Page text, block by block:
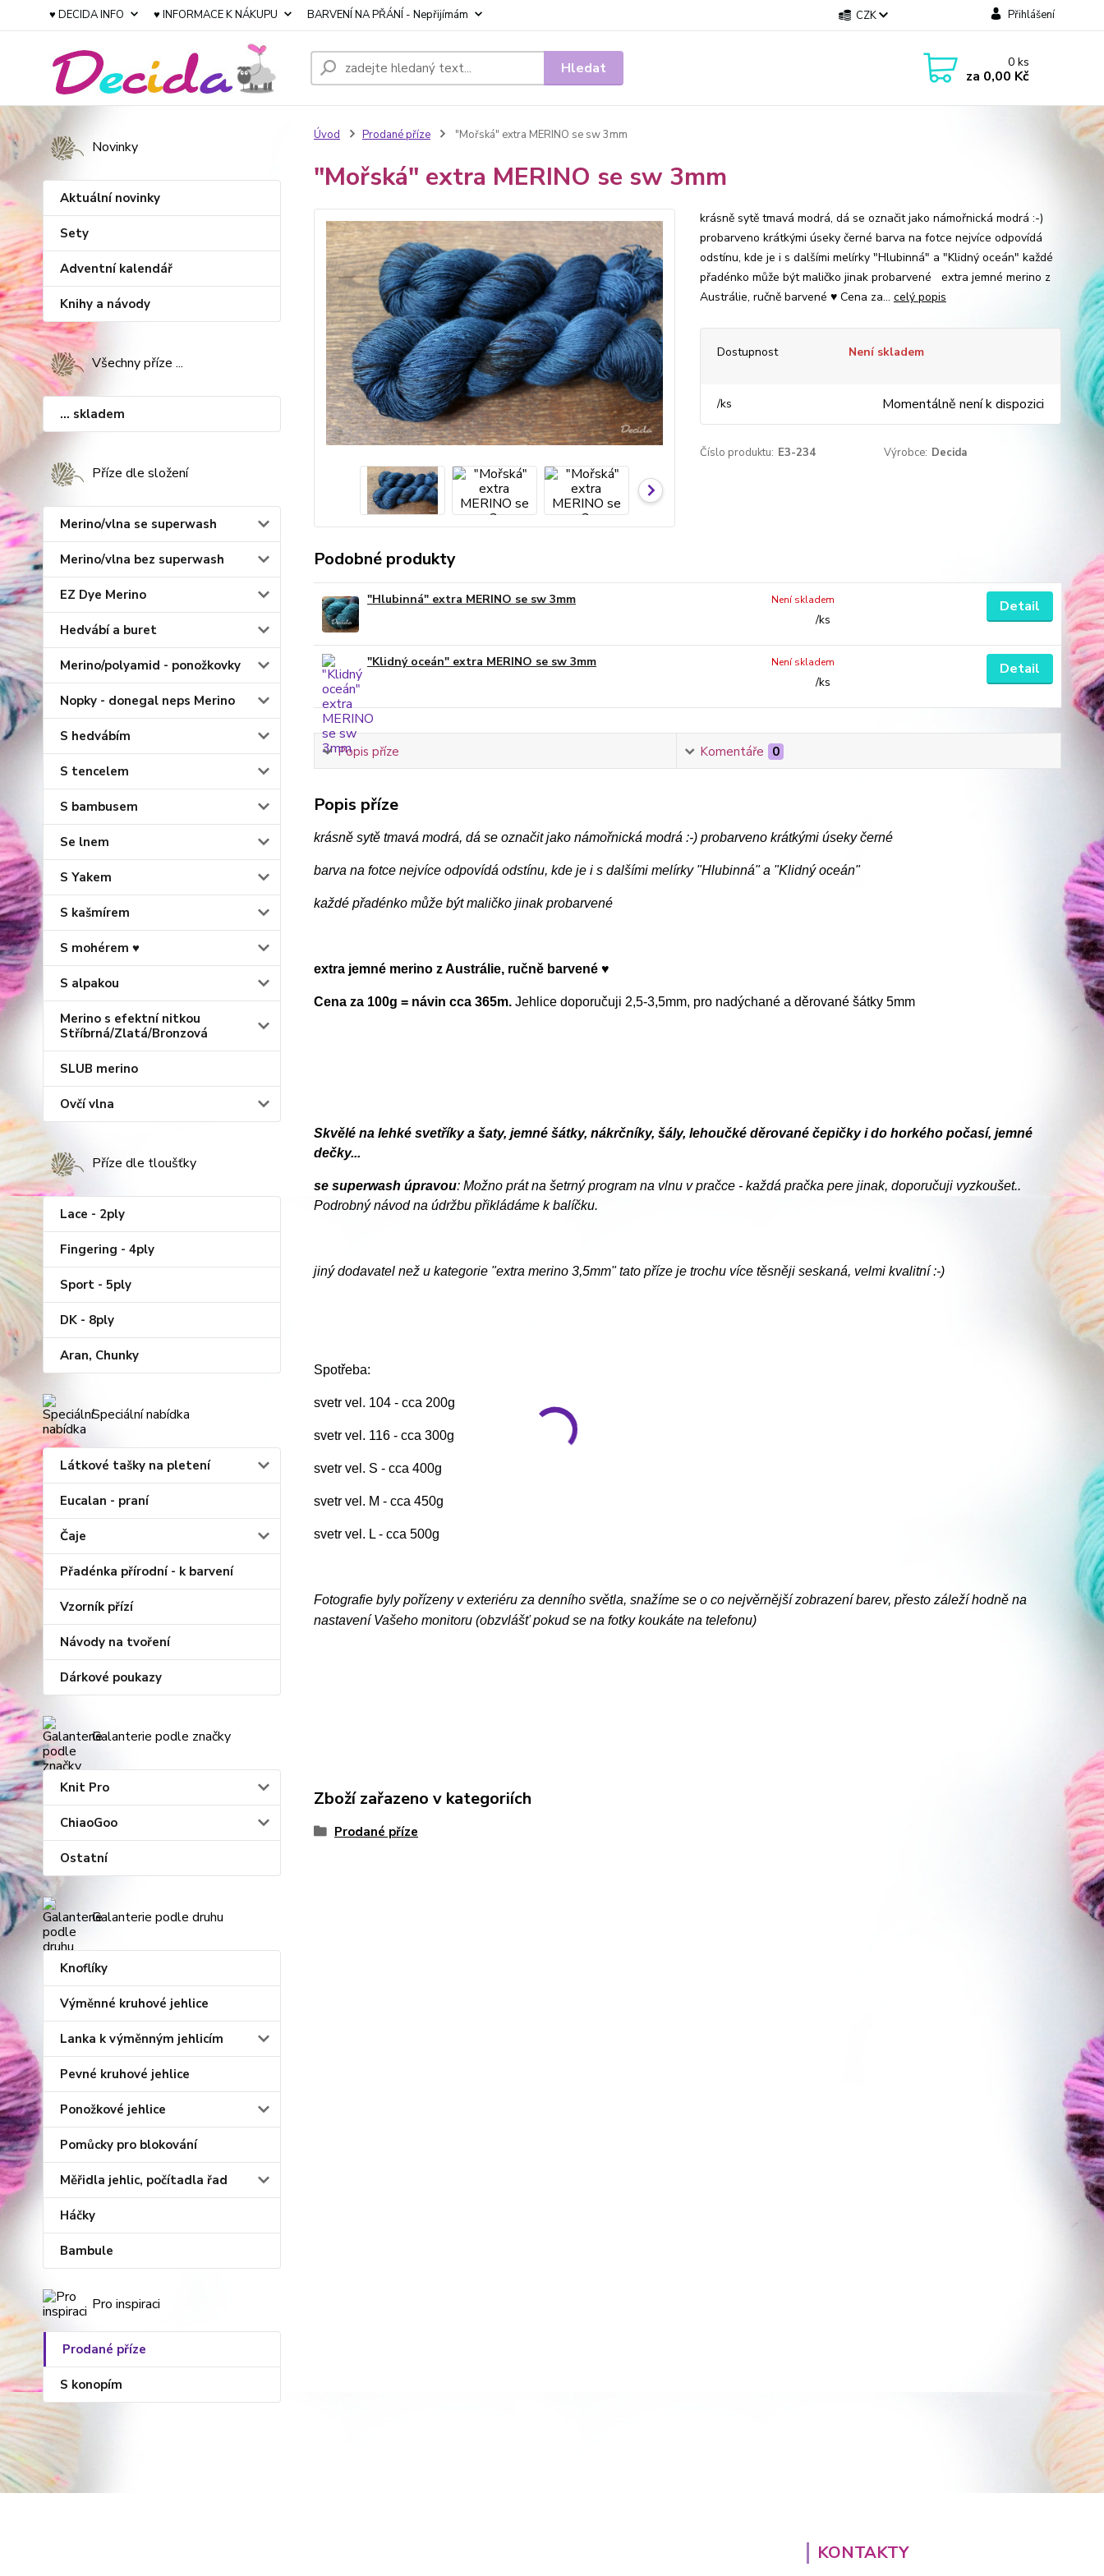
♥ DECIDA INFO ♥ INFORMACE K NÁKUPU BARVENÍ NA PŘÁNÍ - Nepřijímám CZK Přihlášení
Hledat 0ks
za 0,00 Kč
Novinky
Aktuální novinky
Sety
Adventní kalendář
Knihy a návody
Všechny příze ...
... skladem
Příze dle složení
Merino/vlna se superwash
Merino/vlna bez superwash
EZ Dye Merino
Hedvábí a buret
Merino/polyamid - ponožkovky
Nopky - donegal neps Merino
S hedvábím
S tencelem
S bambusem
Se lnem
S Yakem
S kašmírem
S mohérem ♥
S alpakou
Merino s efektní nitkou
Stříbrná/Zlatá/Bronzová
SLUB merino
Ovčí vlna
Příze dle tloušťky
Lace - 2ply
Fingering - 4ply
Sport - 5ply
DK - 8ply
Aran, Chunky
Speciální nabídka
Látkové tašky na pletení
Eucalan - praní
Čaje
Přadénka přírodní - k barvení
Vzorník přízí
Návody na tvoření
Dárkové poukazy
Galanterie podle značky
Knit Pro
ChiaoGoo
Ostatní
Galanterie podle druhu
Knoflíky
Výměnné kruhové jehlice
Lanka k výměnným jehlicím
Pevné kruhové jehlice
Ponožkové jehlice
Pomůcky pro blokování
Měřidla jehlic, počítadla řad
Háčky
Bambule
Pro inspiraci
Prodané příze
S konopím
Úvod Prodané příze "Mořská" extra MERINO se sw 3mm
"Mořská" extra MERINO se sw 3mm
krásně sytě tmavá modrá, dá se označit jako námořnická modrá :-)
probarveno krátkými úseky černé barva na fotce nejvíce odpovídá
odstínu, kde je i s dalšími melírky "Hlubinná" a "Klidný oceán" každé
přadénko může být maličko jinak probarvené extra jemné merino z
Austrálie, ručně barvené ♥ Cena za... celý popis
Dostupnost Není skladem
/ks Momentálně není k dispozici
Číslo produktu: E3-234 Výrobce: Decida
Podobné produkty
"Hlubinná" extra MERINO se sw 3mm
/ks
Není skladem Detail
"Klidný oceán" extra MERINO se sw 3mm
/ks
Není skladem Detail
Popis příze Komentáře 0
Popis příze
krásně sytě tmavá modrá, dá se označit jako námořnická modrá :-) probarveno krátkými úseky černé
barva na fotce nejvíce odpovídá odstínu, kde je i s dalšími melírky "Hlubinná" a "Klidný oceán"
každé přadénko může být maličko jinak probarvené
extra jemné merino z Austrálie, ručně barvené ♥
Cena za 100g = návin cca 365m.Jehlice doporučuji 2,5-3,5mm, pro nadýchané a děrované šátky 5mm
Skvělé na lehké svetříky a šaty, jemné šátky, nákrčníky, šály, lehoučké děrované čepičky i do horkého počasí, jemné
dečky...
se superwash úpravou: Možno prát na šetrný program na vlnu v pračce - každá pračka pere jinak, doporučuji vyzkoušet..
Podrobný návod na údržbu přikládáme k balíčku.
jiný dodavatel než u kategorie "extra merino 3,5mm" tato příze je trochu více těsněji seskaná, velmi kvalitní :-)
Spotřeba:
svetr vel. 104 - cca 200g
svetr vel. 116 - cca 300g
svetr vel. S - cca 400g
svetr vel. M - cca 450g
svetr vel. L - cca 500g
Fotografie byly pořízeny v exteriéru za denního světla, snažíme se o co nejvěrnější zobrazení barev, přesto záleží hodně na
nastavení Vašeho monitoru (obzvlášť pokud se na fotky koukáte na telefonu)
Zboží zařazeno v kategoriích
Prodané příze
KONTAKTY